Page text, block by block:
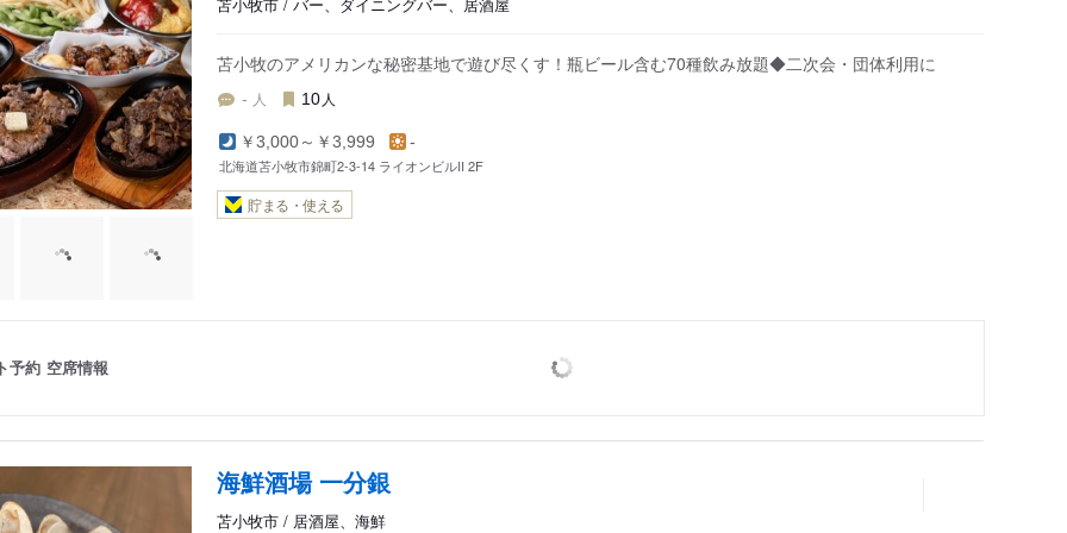
苫小牧のアメリカンな秘密基地で遊び尽くす！瓶ビール含む70種飲み放題◆二次会・団体利用に
- 人 10 人
￥3,000～￥3,999
-
北海道苫小牧市錦町2-3-14 ライオンビルII 2F
貯まる・使える
予約 空席情報
海鮮酒場 一分銀
苫小牧市 / 居酒屋、海鮮